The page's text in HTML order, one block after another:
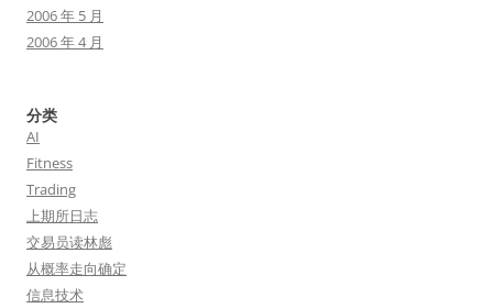
2006 年 5 月
2006 年 4 月
分类
AI
Fitness
Trading
上期所日志
交易员读林彪
从概率走向确定
信息技术